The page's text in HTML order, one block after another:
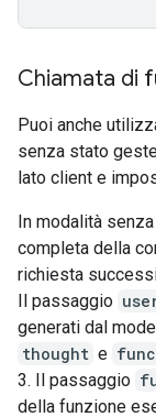
Chiamata di
Puoi anche
senza stato
lato client e
In modalità
completa della
richiesta
Il passaggio
generati dal
thought e
3. Il passaggio
della funzione